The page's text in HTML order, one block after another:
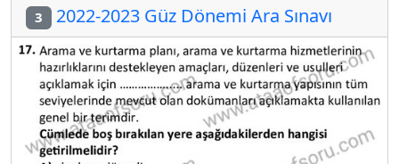
3 2022-2023 Güz Dönemi Ara Sınavı